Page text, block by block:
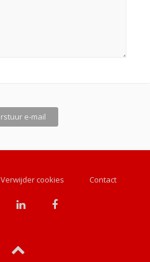
Verwijder cookies Contact